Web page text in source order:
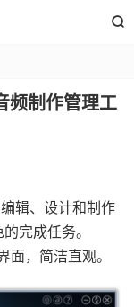

制作管理工
辑、设计和制作
完成任务。
，简洁直观。